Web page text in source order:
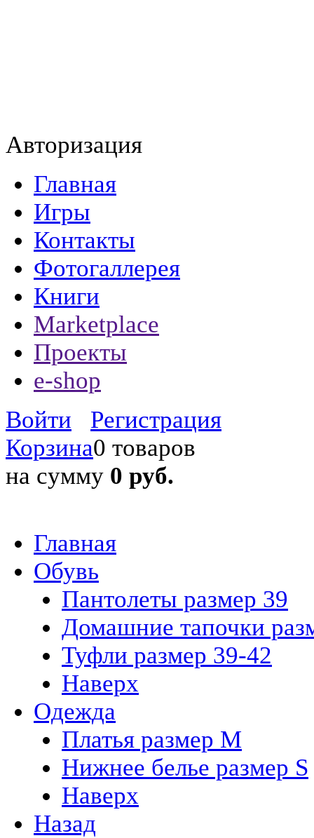
Авторизация
Главная
Игры
Контакты
Фотогаллерея
Книги
Marketplace
Проекты
e-shop
Войти
Регистрация
Корзина0 товаров
на сумму 0 руб.
Главная
Обувь
Пантолеты размер 39
Домашние тапочки
Туфли размер 39-42
Наверх
Одежда
Платья размер M
Нижнее белье размер S
Наверх
Назад